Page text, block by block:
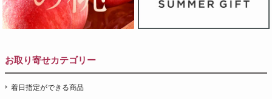
お取り寄せカテゴリー
着日指定ができる商品